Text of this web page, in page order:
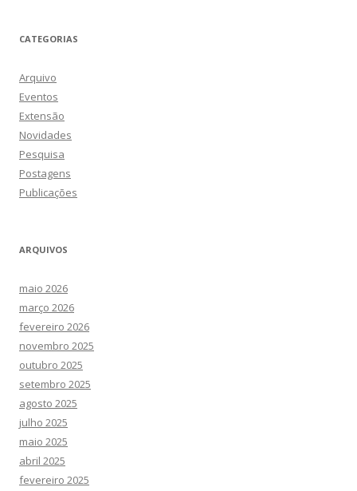
CATEGORIAS
Arquivo
Eventos
Extensão
Novidades
Pesquisa
Postagens
Publicações
ARQUIVOS
maio 2026
março 2026
fevereiro 2026
novembro 2025
outubro 2025
setembro 2025
agosto 2025
julho 2025
maio 2025
abril 2025
fevereiro 2025